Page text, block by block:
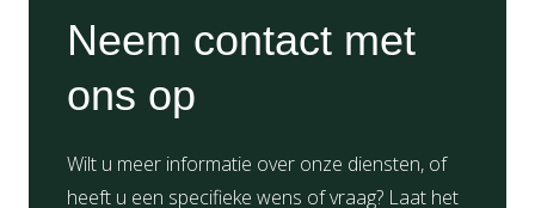
Neem contact met
ons op
Wilt u meer informatie over onze diensten, of
heeft u een specifieke wens of vraag? Laat het